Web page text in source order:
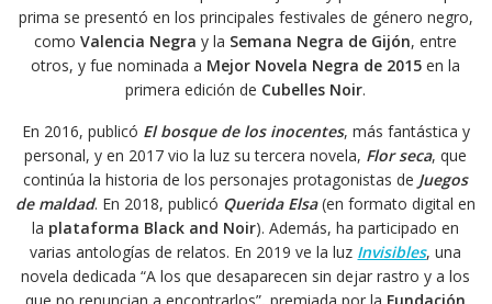
prima se presentó en los principales festivales de género negro,
comoValencia Negra y la Semana Negra de Gijón, entre
otros, y fue nominada a Mejor Novela Negra de 2015 en la
primera edición de Cubelles Noir.
En 2016, publicó El bosque de los inocentes, más fantástica y
personal, y en 2017 vio la luz su tercera novela, Flor seca, que
continúa la historia de los personajes protagonistas de Juegos
de maldad. En 2018, publicó Querida Elsa(en formato digital en
la plataforma Black and Noir). Además, ha participado en
varias antologías de relatos. En 2019 ve la luz Invisibles, una
novela dedicada “A los que desaparecen sin dejar rastro y a los